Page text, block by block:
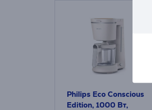
Philips Eco Conscious
Edition, 1000 Вт,